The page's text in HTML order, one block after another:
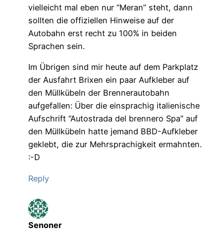
vielleicht mal eben nur “Meran” steht, dann
sollten die offiziellen Hinweise auf der
Autobahn erst recht zu 100% in beiden
Sprachen sein.
Im Übrigen sind mir heute auf dem Parkplatz
der Ausfahrt Brixen ein paar Aufkleber auf
den Müllkübeln der Brennerautobahn
aufgefallen: Über die einsprachig italienische
Aufschrift “Autostrada del brennero Spa” auf
den Müllkübeln hatte jemand BBD-Aufkleber
geklebt, die zur Mehrsprachigkeit ermahnten.
:-D
Reply
Senoner